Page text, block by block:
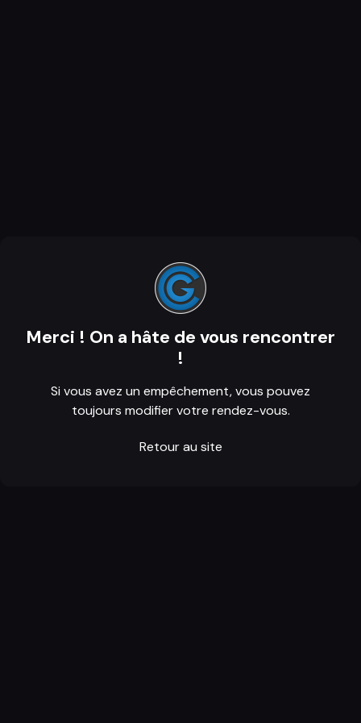
Merci ! On a hâte de vous rencontrer
!
Si vous avez un empêchement, vous pouvez
toujours modifier votre rendez-vous.
Retour au site